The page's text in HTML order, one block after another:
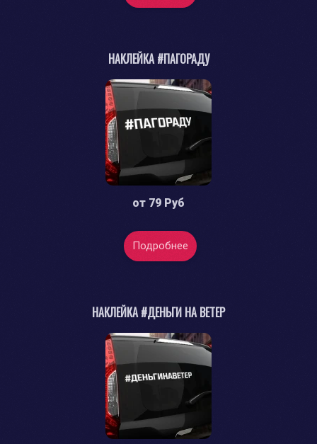
НАКЛЕЙКА #ПАГОРАДУ
от 79 Руб
Подробнее
НАКЛЕЙКА #ДЕНЬГИ НА ВЕТЕР